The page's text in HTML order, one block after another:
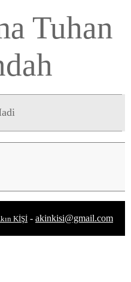
Tuhan
KİŞİ - akinkisi@gmail.com